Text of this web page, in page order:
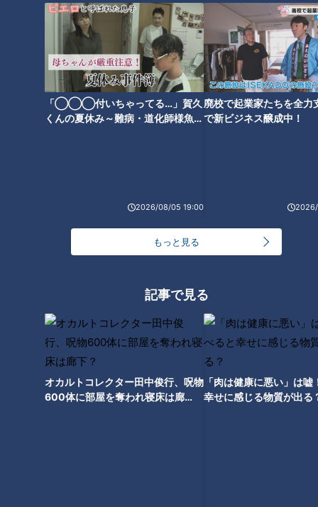
「◯◯◯付いちゃってる…」賀久
くんの夏休み～難病・道化師様魚鱗
2026/08/05 19:00
廃校で起業家たちを全力
で新ビジネス醸成中！
もっと見る
記事で見る
オカルトコレクター田中俊行、呪物
600体に部屋を奪われ寝床は廊
「肉は健康に悪い」は嘘
幸せに感じる物質が出る
報酬の改定」
安倍vsトランプ・日米首脳会談
24時間 週間 月間